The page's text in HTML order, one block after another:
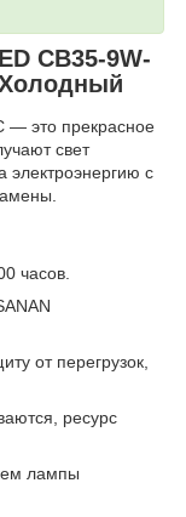
CB35-9W-
Холодный
— это прекрасное
свет
электроэнергию с
часов.
от перегрузок,
ресурс
лампы